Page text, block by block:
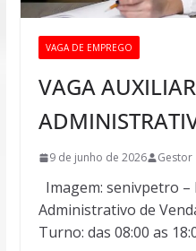
VAGA DE EMPREGO
VAGA AUXILIAR
9 de junho de 2026 Gestor
Imagem: senivpetro
Administrativo de
Turno: das 08:00 as